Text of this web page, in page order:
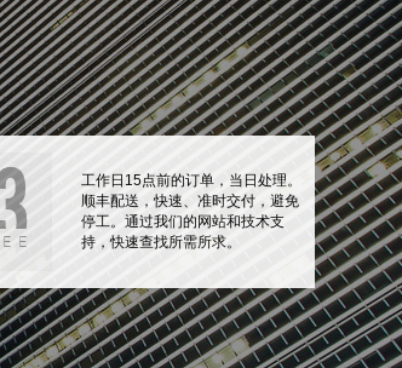
工作日15点前的订单，当日处理。
顺丰配送，快速、准时交付，避免
停工。通过我们的网站和技术支
持，快速查找所需所求。